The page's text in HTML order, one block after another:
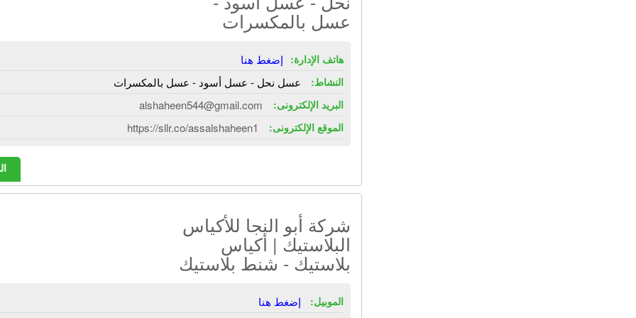
عسل بالمكسرات
هاتف الإدارة: إضغط هنا
النشاط: عسل نحل - عسل أسود - عسل بالمكسرات
البريد الإلكترونى: alshaheen544@gmail.com
الموقع الإلكترونى: https://sllr.co/assalshaheen1
شركة أبو النجا للأكياس
البلاستيك | أكياس
بلاستيك - شنط بلاستيك
الموبيل: إضغط هنا